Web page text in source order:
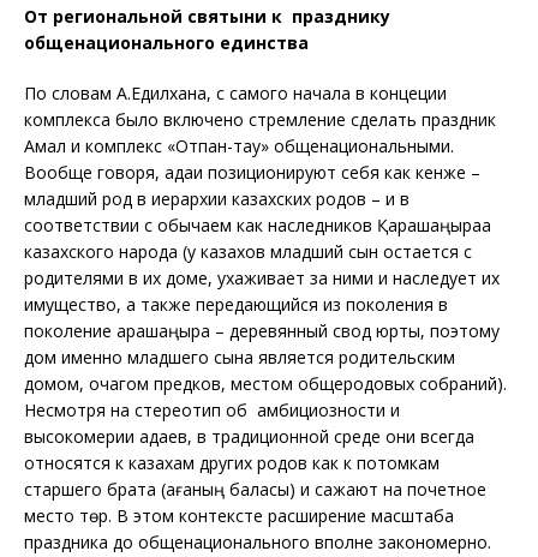
От региональной святыни к празднику
общенационального единства
По словам А.Едилхана, с самого начала в концеции
комплекса было включено стремление сделать праздник
Амал и комплекс «Отпан-тау» общенациональными.
Вообще говоря, адаи позиционируют себя как кенже –
младший род в иерархии казахских родов – и в
соответствии с обычаем как наследников Қарашаңырақа
казахского народа (у казахов младший сын остается с
родителями в их доме, ухаживает за ними и наследует их
имущество, а также передающийся из поколения в
поколение қарашаңырақ – деревянный свод юрты, поэтому
дом именно младшего сына является родительским
домом, очагом предков, местом общеродовых собраний).
Несмотря на стереотип об амбициозности и
высокомерии адаев, в традиционной среде они всегда
относятся к казахам других родов как к потомкам
старшего брата (ағаның баласы) и сажают на почетное
место төр. В этом контексте расширение масштаба
праздника до общенационального вполне закономерно.